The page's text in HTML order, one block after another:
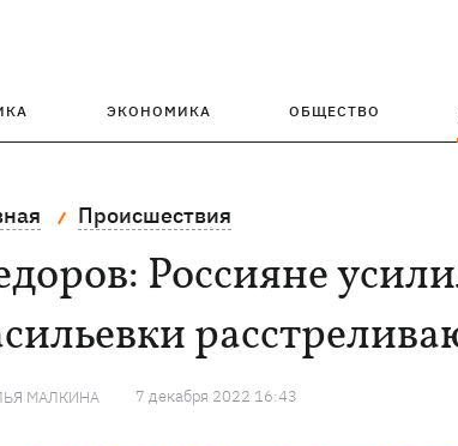
ЭКОНОМИКА ОБЩЕСТВО
Происшествия
Россияне
МАЛКИНА 7 декабря 2022 16:43